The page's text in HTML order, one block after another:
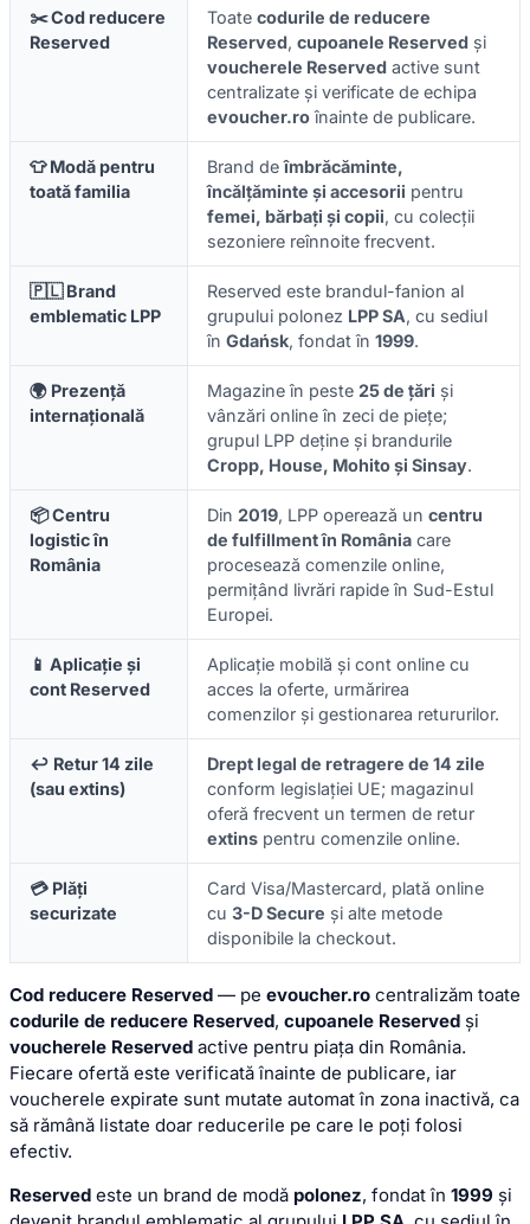
✂️ Cod reducere
Reserved
Toate codurile de reducere
Reserved, cupoanele Reserved și
voucherele Reserved active sunt
centralizate și verificate de echipa
evoucher.roînainte de publicare.
👕 Modă pentru
toată familia
Brand deîmbrăcăminte,
încălțăminte și accesorii pentru
femei, bărbați și copii, cu colecții
sezoniere reînnoite frecvent.
🇵🇱 Brand
emblematic LPP
Reserved este brandul-fanion al
grupului polonez LPP SA, cu sediul
în Gdańsk, fondat în 1999.
🌍 Prezență
internațională
Magazine în peste 25 de țări și
vânzări online în zeci de piețe;
grupul LPP deține și brandurile
Cropp, House, Mohito și Sinsay.
📦 Centru
logistic în
România
Din 2019, LPP operează un centru
de fulfillment în România care
procesează comenzile online,
permițând livrări rapide în Sud-Estul
Europei.
📱 Aplicație și
cont Reserved
Aplicație mobilă și cont online cu
acces la oferte, urmărirea
comenzilor și gestionarea retururilor.
↩️ Retur 14 zile
(sau extins)
Drept legal de retragere de 14 zile
conform legislației UE; magazinul
oferă frecvent un termen de retur
extins pentru comenzile online.
💳 Plăți
securizate
Card Visa/Mastercard, plată online
cu 3-D Secure și alte metode
disponibile la checkout.
Cod reducere Reserved — pe evoucher.ro centralizăm toate
codurile de reducere Reserved, cupoanele Reserved și
voucherele Reserved active pentru piața din România.
Fiecare ofertă este verificată înainte de publicare, iar
voucherele expirate sunt mutate automat în zona inactivă, ca
să rămână listate doar reducerile pe care le poți folosi
efectiv.
Reserved este un brand de modă polonez, fondat în 1999 și